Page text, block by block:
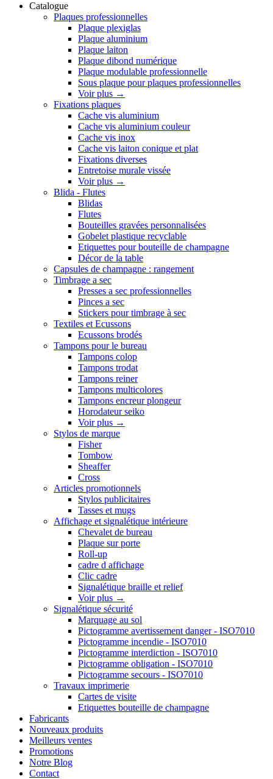
Catalogue
Plaques professionnelles
Plaque plexiglas
Plaque aluminium
Plaque laiton
Plaque dibond numérique
Plaque modulable professionnelle
Sous plaque pour plaques professionnelles
Voir plus →
Fixations plaques
Cache vis aluminium
Cache vis aluminium couleur
Cache vis inox
Cache vis laiton conique et plat
Fixations diverses
Entretoise murale vissée
Voir plus →
Blida - Flutes
Blidas
Flutes
Bouteilles gravées personnalisées
Gobelet plastique recyclable
Etiquettes pour bouteille de champagne
Décor de la table
Capsules de champagne : rangement
Timbrage a sec
Presses a sec professionnelles
Pinces a sec
Stickers pour timbrage à sec
Textiles et Ecussons
Ecussons brodés
Tampons pour le bureau
Tampons colop
Tampons trodat
Tampons reiner
Tampons multicolores
Tampons encreur plongeur
Horodateur seiko
Voir plus →
Stylos de marque
Fisher
Tombow
Sheaffer
Cross
Articles promotionnels
Stylos publicitaires
Tasses et mugs
Affichage et signalétique intérieure
Chevalet de bureau
Plaque sur porte
Roll-up
cadre d affichage
Clic cadre
Signalétique braille et relief
Voir plus →
Signalétique sécurité
Marquage au sol
Pictogramme avertissement danger - ISO7010
Pictogramme incendie - ISO7010
Pictogramme interdiction - ISO7010
Pictogramme obligation - ISO7010
Pictogramme secours - ISO7010
Travaux imprimerie
Cartes de visite
Etiquettes bouteille de champagne
Fabricants
Nouveaux produits
Meilleurs ventes
Promotions
Notre Blog
Contact